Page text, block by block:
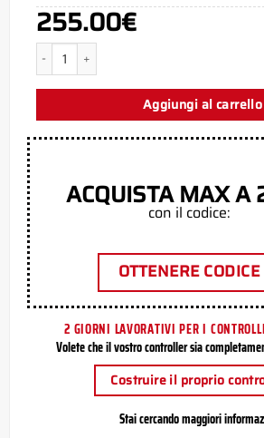
255.00€
Shadow Grey PS5 Aim Controller quantità
Aggiungi al carrello
ACQUISTA MAX A
con il codice:
OTTENERE CODICE
2 GIORNI LAVORATIVI PER I
Volete che il vostro controller sia
Costruire il proprio
Stai cercando maggiori